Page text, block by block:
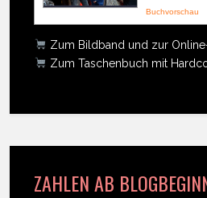
Buchvorschau
Zum Bildband und zur
Zum Taschenbuch mit
ZAHLEN AB